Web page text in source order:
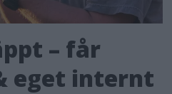
– får
eget internt